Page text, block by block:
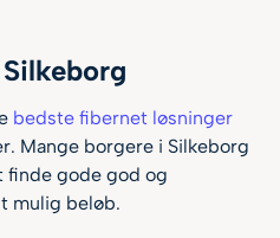
1000 mbit/s
bedste fibernet løsninger
Mange borgere i Silkeborg
finde gode god og
mulig beløb.